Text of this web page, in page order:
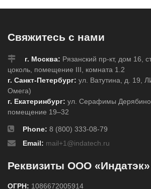
Свяжитесь с нами
г. Москва: Рязанский пр-кт, дом 16,
цоколь, помещение III, комната 1.2
г. Санкт-Петербург: ул. Ватутина, д. 19,
Омега)
г. Екатеринбург: ул. Серафимы
помещение 19–32
Phone: 8 (800) 333-08-79
Email: mail+1@indatech.ru
Реквизиты ООО «Индатэк»
ОГРН: 1086672005914